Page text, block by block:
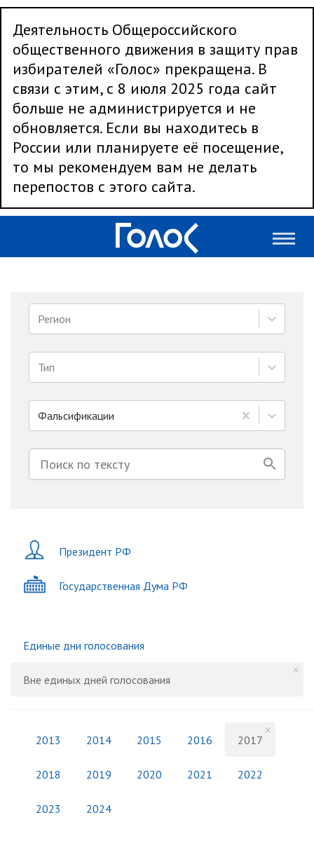
Деятельность Общероссийского
общественного движения в защиту прав
избирателей «Голос» прекращена. В
связи с этим, с 8 июля 2025 года сайт
больше не администрируется и не
обновляется. Если вы находитесь в
России или планируете её посещение,
то мы рекомендуем вам не делать
перепостов с этого сайта.
Регион
Тип
Фальсификации
Президент РФ
Государственная Дума РФ
Единые дни голосования
Вне единых дней голосования
2013 2014 2015 2016 2017
2018 2019 2020 2021 2022
2023 2024